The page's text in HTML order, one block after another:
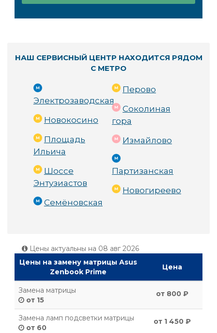
НАШ СЕРВИСНЫЙ ЦЕНТР НАХОДИТСЯ РЯДОМ
С МЕТРО
Электрозаводская
Новокосино
Площадь
Ильича
Шоссе
Энтузиастов
Семёновская
Перово
Соколиная
гора
Измайлово
Партизанская
Новогиреево
Цены актуальны на 08 авг 2026
Цены на замену матрицы Asus
Zenbook Prime
Цена
Замена матрицы
от 15
от 800 ₽
Замена ламп подсветки матрицы
от 60
от 1 450 ₽